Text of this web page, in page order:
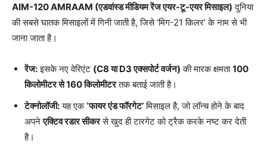
AIM-120 AMRAAM (एडवांस्ड मीडियम रेंज एयर-टू-एयर मिसाइल) दुनिया
की सबसे घातक मिसाइलों में गिनी जाती है, जिसे ‘मिग-21 किलर’ के नाम से भी
जाना जाता है।
रेंज:इसके नए वेरिएंट (C8 या D3 एक्सपोर्ट वर्जन) की मारक क्षमता100
किलोमीटर से 160 किलोमीटरतक बताई जाती है।
टेक्नोलॉजी:यह एक‘फायर एंड फॉरगेट’मिसाइल है, जो लॉन्च होने के बाद
अपनेएक्टिव रडार सीकरसे खुद ही टारगेट को ट्रैक करके नष्ट कर देती
है।